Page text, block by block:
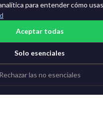
para entender cómo
Aceptar todas
Solo esenciales
Rechazar las no esenciales